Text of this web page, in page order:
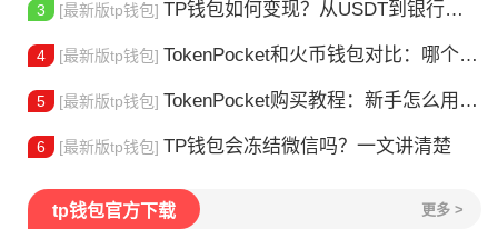
3 [最新版tp钱包] TP钱包如何变现？从USDT到银行卡的完整攻略
4 [最新版tp钱包] TokenPocket和火币钱包对比：哪个更适合你？
5 [最新版tp钱包] TokenPocket购买教程：新手怎么用TP钱包买币
6 [最新版tp钱包] TP钱包会冻结微信吗？一文讲清楚
tp钱包官方下载 更多 >